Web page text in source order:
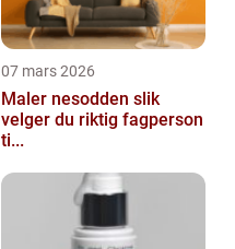
07 mars 2026
Maler nesodden slik
velger du riktig fagperson
ti...